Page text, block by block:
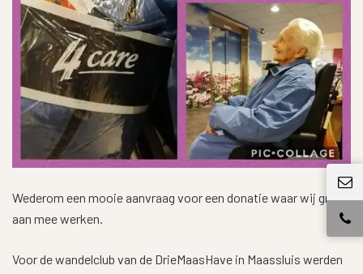
Wederom een mooie aanvraag voor een donatie waar wij graag
aan mee werken.
Voor de wandelclub van de DrieMaasHave in Maassluis werden